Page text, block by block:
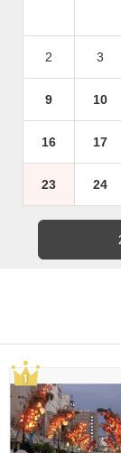
2 3
9 10
16 17
23 24